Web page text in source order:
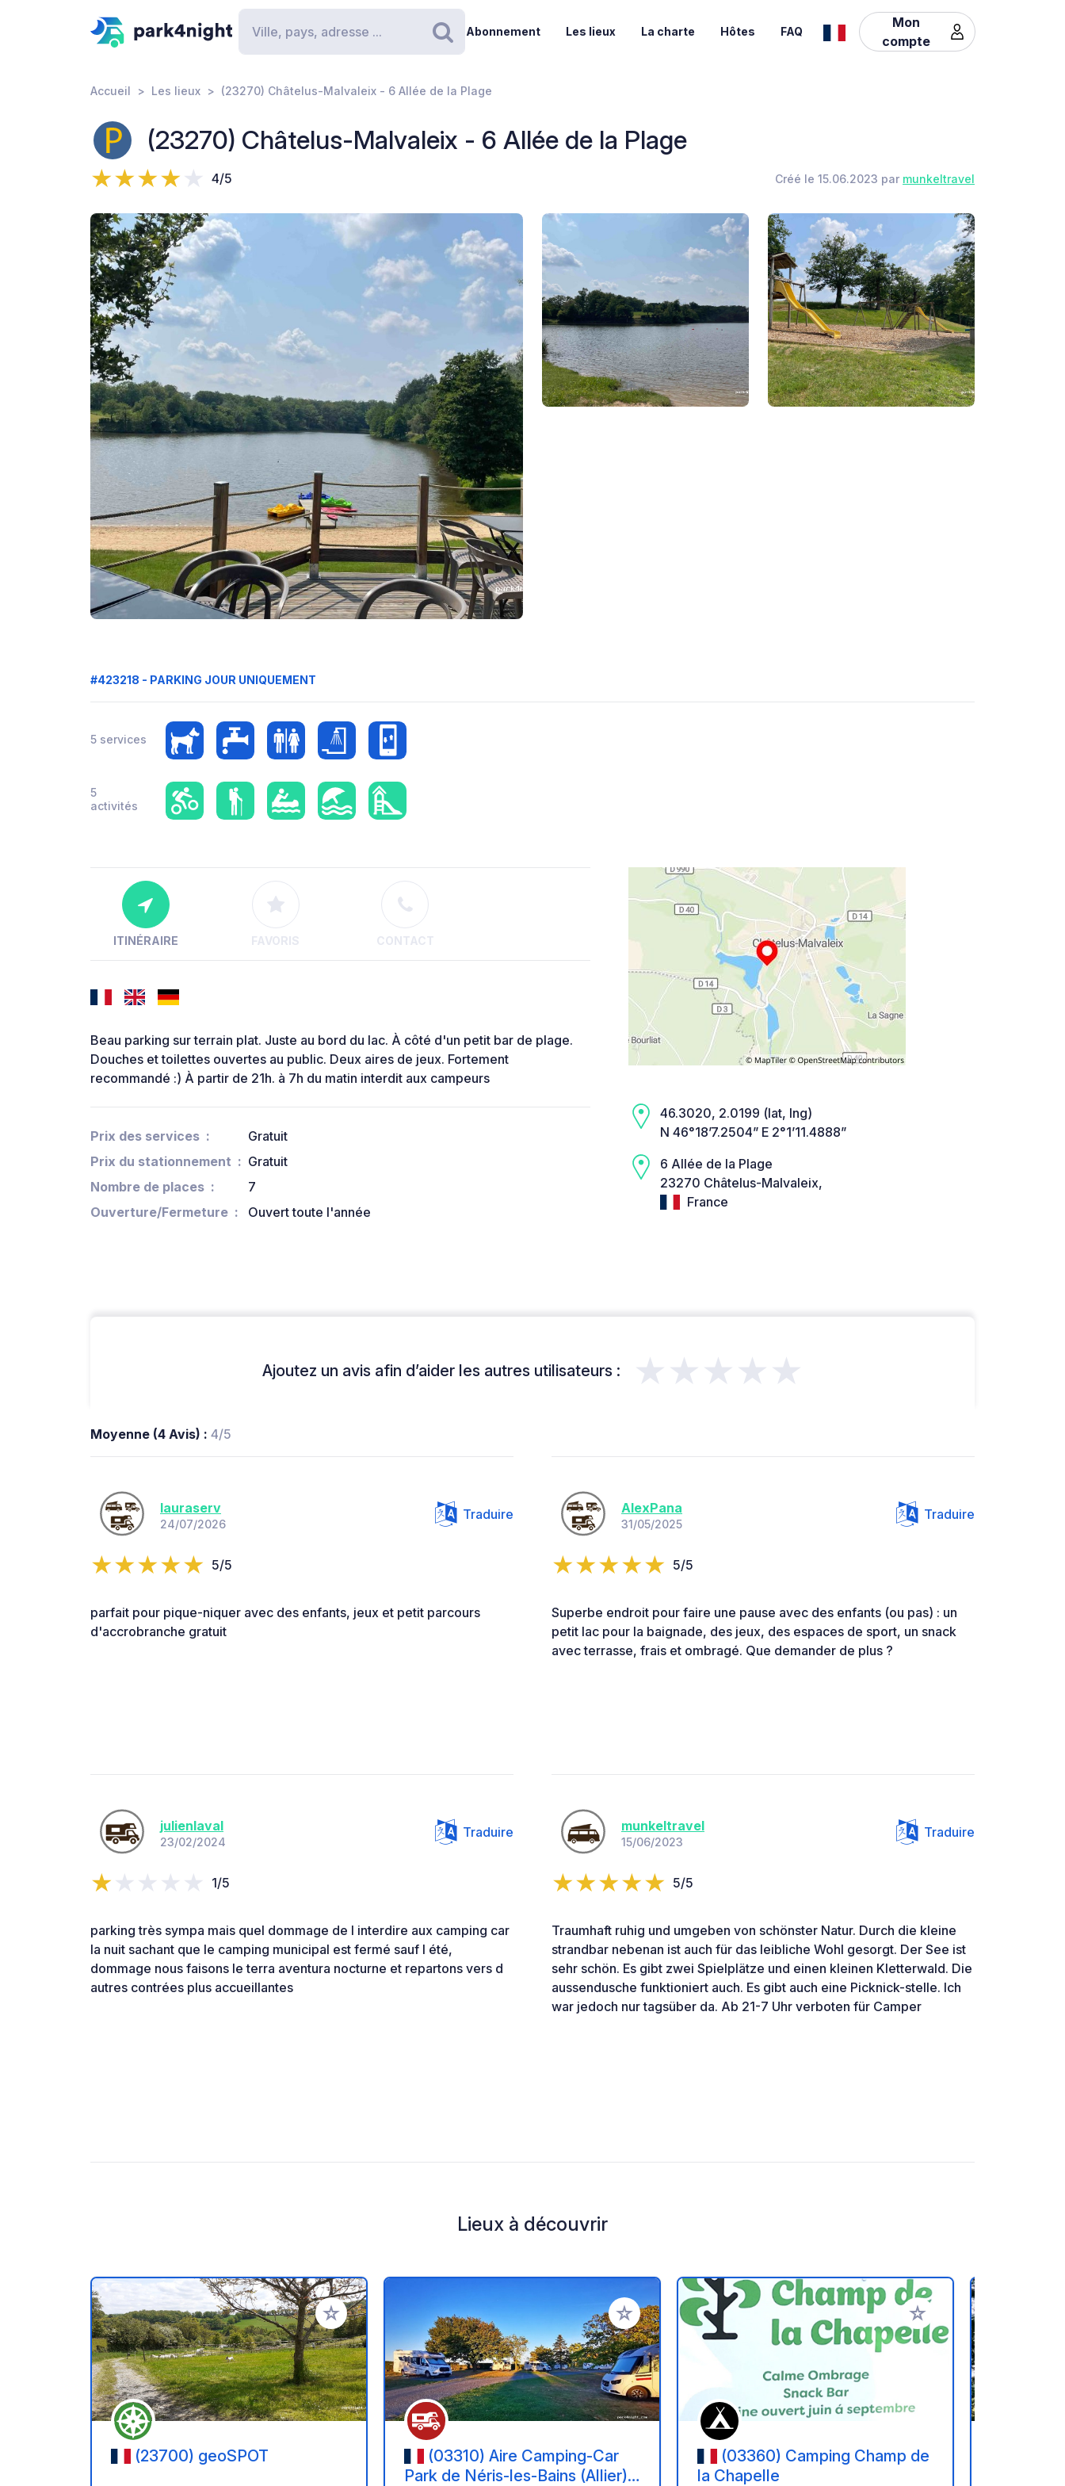
Rechercher
Abonnement Les lieux La charte Hôtes FAQ
Mon
compte
Accueil Les lieux (23270) Châtelus-Malvaleix - 6 Allée de la Plage
(23270) Châtelus-Malvaleix - 6 Allée de la Plage
4/5 Créé le 15.06.2023 par munkeltravel
#423218 - PARKING JOUR UNIQUEMENT
5 services
5
activités
ITINÉRAIRE FAVORIS CONTACT
Beau parking sur terrain plat. Juste au bord du lac. À côté d'un petit bar de plage.
Douches et toilettes ouvertes au public. Deux aires de jeux. Fortement
recommandé :) À partir de 21h. à 7h du matin interdit aux campeurs
Prix des services
Gratuit
Prix du stationnement
Gratuit
Nombre de places
7
Ouverture/Fermeture
Ouvert toute l'année
46.3020, 2.0199 (lat, lng)
N 46°18’7.2504” E 2°1’11.4888”
6 Allée de la Plage
23270 Châtelus-Malvaleix,
France
Ajoutez un avis afin d’aider les autres utilisateurs : ★★★★★
Moyenne (4 Avis) : 4/5
lauraserv
24/07/2026
Traduire
5/5
parfait pour pique-niquer avec des enfants, jeux et petit parcours
d'accrobranche gratuit
AlexPana
31/05/2025
Traduire
5/5
Superbe endroit pour faire une pause avec des enfants (ou pas) : un
petit lac pour la baignade, des jeux, des espaces de sport, un snack
avec terrasse, frais et ombragé. Que demander de plus ?
julienlaval
23/02/2024
Traduire
1/5
parking très sympa mais quel dommage de l interdire aux camping car
la nuit sachant que le camping municipal est fermé sauf l été,
dommage nous faisons le terra aventura nocturne et repartons vers d
autres contrées plus accueillantes
munkeltravel
15/06/2023
Traduire
5/5
Traumhaft ruhig und umgeben von schönster Natur. Durch die kleine
strandbar nebenan ist auch für das leibliche Wohl gesorgt. Der See ist
sehr schön. Es gibt zwei Spielplätze und einen kleinen Kletterwald. Die
aussendusche funktioniert auch. Es gibt auch eine Picknick-stelle. Ich
war jedoch nur tagsüber da. Ab 21-7 Uhr verboten für Camper
Lieux à découvrir
Ajouter à vos favoris
(23700) geoSPOT
Ajouter à vos favoris
(03310) Aire Camping-Car
Park de Néris-les-Bains (Allier) –
Ajouter à vos favoris
(03360) Camping Champ de
la Chapelle